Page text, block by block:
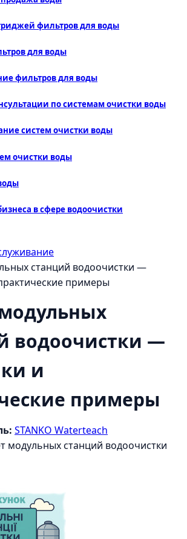
фильтров для воды
для воды
фильтров для воды
по системам очистки воды
систем очистки воды
очистки воды
в сфере водоочистки
станций водоочистки —
примеры
водоочистки —
и
примеры
STANKO Waterteach
модульных станций водоочистки